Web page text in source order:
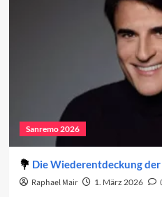
Sanremo 2026
Die Wiederentdeckung
Raphael Mair 1. März 2026